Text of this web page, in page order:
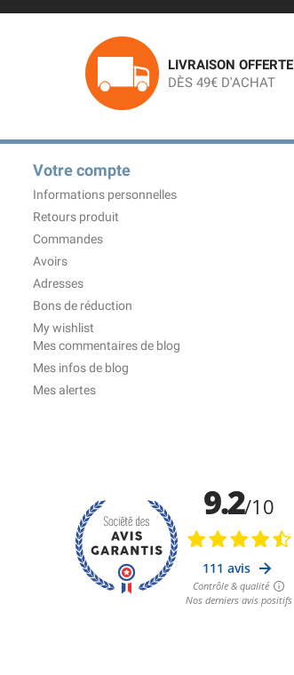
LIVRAISON OFFERTE
DÈS 49€ D'ACHAT
Votre compte
Informations personnelles
Retours produit
Commandes
Avoirs
Adresses
Bons de réduction
My wishlist
Mes commentaires de blog
Mes infos de blog
Mes alertes